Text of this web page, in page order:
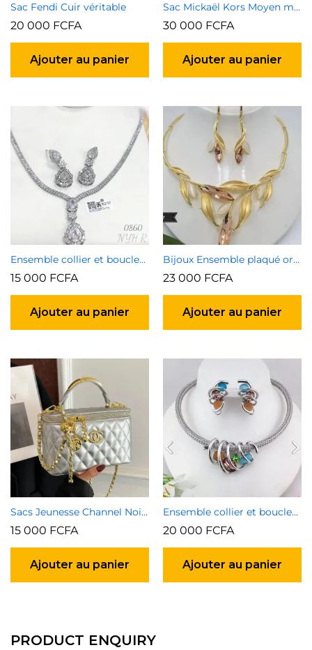
Sac Fendi Cuir véritable
20 000 FCFA
Ajouter au panier
Sac Mickaël Kors Moyen marron
30 000 FCFA
Ajouter au panier
Ensemble collier et boucles d’oreilles 4
15 000 FCFA
Ajouter au panier
Bijoux Ensemble plaqué or garanti type 3
23 000 FCFA
Ajouter au panier
Sacs Jeunesse Channel Noir et Argenté
15 000 FCFA
Ajouter au panier
Ensemble collier et boucles d’oreilles 7
20 000 FCFA
Ajouter au panier
PRODUCT ENQUIRY